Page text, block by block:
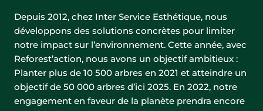
Depuis 2012, chez Inter Service Esthétique, nous
développons des solutions concrètes pour limiter
notre impact sur l’environnement. Cette année, avec
Reforest’action, nous avons un objectif ambitieux :
Planter plus de 10 500 arbres en 2021 et atteindre un
objectif de 50 000 arbres d’ici 2025. En 2022, notre
engagement en faveur de la planète prendra encore